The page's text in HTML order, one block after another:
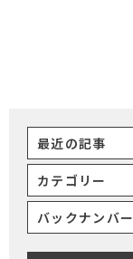
最近の記事
カテゴリー
バックナンバー